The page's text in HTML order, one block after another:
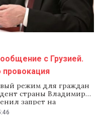
с Грузией.
провокация
режим для граждан
страны Владимир
запрет на
в Грузию. Об этом
Грузии